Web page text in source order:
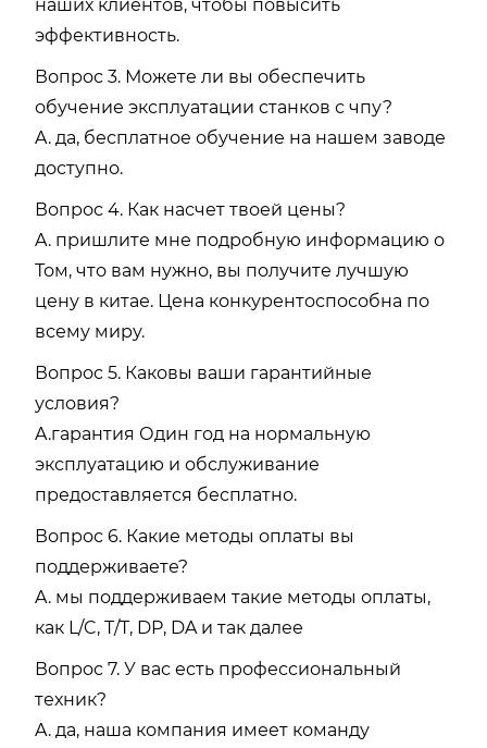
наших клиентов, чтобы повысить
эффективность.
Вопрос 3. Можете ли вы обеспечить
обучение эксплуатации станков с чпу?
A. да, бесплатное обучение на нашем заводе
доступно.
Вопрос 4. Как насчет твоей цены?
A. пришлите мне подробную информацию о
Том, что вам нужно, вы получите лучшую
цену в китае. Цена конкурентоспособна по
всему миру.
Вопрос 5. Каковы ваши гарантийные
условия?
A.гарантия Один год на нормальную
эксплуатацию и обслуживание
предоставляется бесплатно.
Вопрос 6. Какие методы оплаты вы
поддерживаете?
A. мы поддерживаем такие методы оплаты,
как L/C, T/T, DP, DA и так далее
Вопрос 7. У вас есть профессиональный
техник?
A. да, наша компания имеет команду